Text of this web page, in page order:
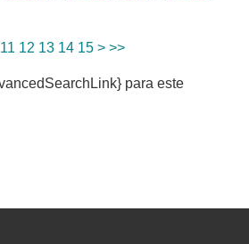
11 12 13 14 15 > >>
para este